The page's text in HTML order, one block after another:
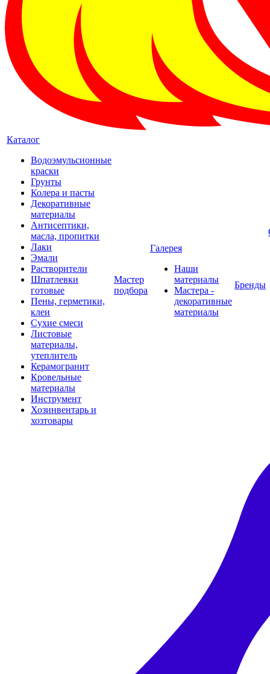
Каталог
Водоэмульсионные
краски
Грунты
Колера и пасты
Декоративные
материалы
Антисептики,
масла, пропитки
Лаки
Эмали
Растворители
Шпатлевки
готовые
Пены, герметики,
клеи
Сухие смеси
Листовые
материалы,
утеплитель
Керамогранит
Кровельные
материалы
Инструмент
Хозинвентарь и
хозтовары
Мастер
подбора
Галерея
Наши
материалы
Мастера -
декоративные
материалы
Бренды